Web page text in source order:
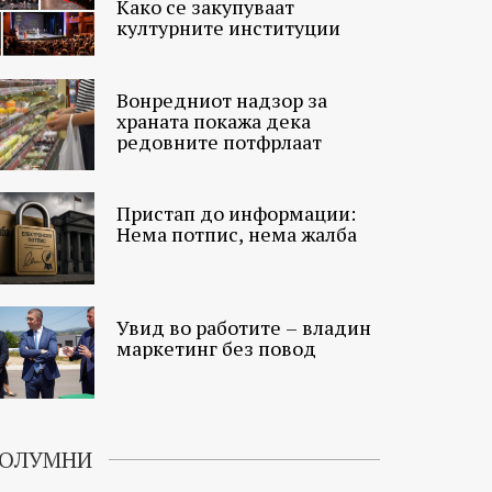
Како се закупуваат
културните институции
Вонредниот надзор за
храната покажа дека
редовните потфрлаат
Пристап до информации:
Нема потпис, нема жалба
Увид во работите – владин
маркетинг без повод